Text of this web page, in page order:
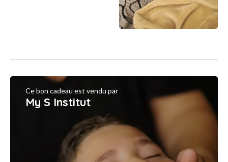
Ce bon cadeau est vendu par
My S Institut